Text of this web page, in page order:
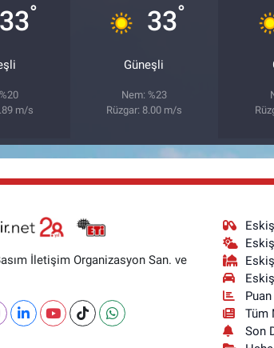
33°
m/s
33°
Güneşli
Nem: %23
Rüzgar: 8.00 m/s
İletişim Organizasyon San. ve
Tüm
Son